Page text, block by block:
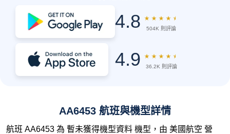
4.8 ★ ★ ★ ★ ★
504K 則評論
4.9 ★ ★ ★ ★ ★
36.2K 則評論
AA6453 航班與機型詳情
航班 AA6453 為 暫未獲得機型資料 機型，由 美國航空 營